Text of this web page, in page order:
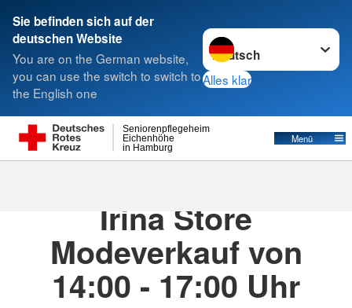
Sie befinden sich auf der
deutschen Website
You are on the German website,
you can use the switch to switch to
the English one
Sprache wechseln zu
Alles klar
in Hamburg
Eichenhöhe
Seniorenpflegeheim
Menü
Suche
Irina Store
Modeverkauf von
14:00 - 17:00 Uhr